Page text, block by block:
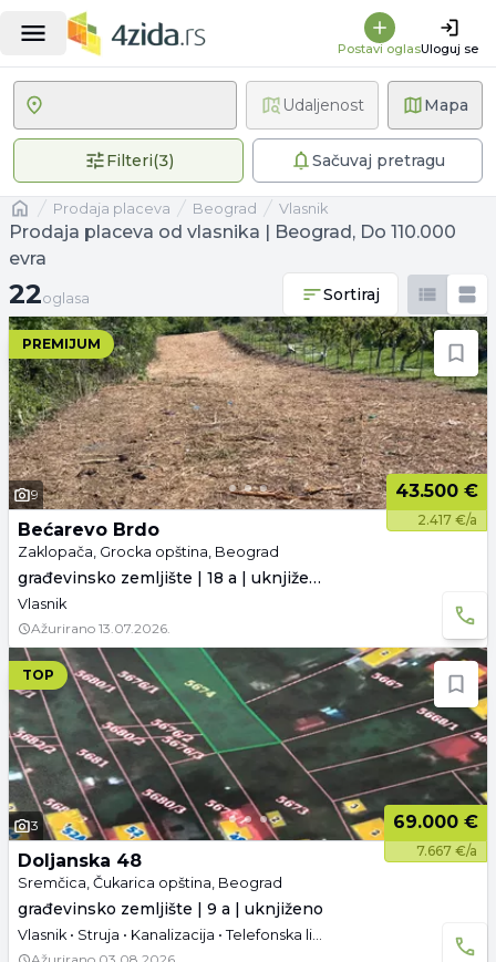
Postavi oglasUloguj se
Mapa
Filteri(3)3 primenjena filteraSačuvaj pretragu
Udaljenost
Naslovnaprodaja placeva Beograd vlasnik
Prodaja placeva od vlasnika | Beograd, Do 110.000
evra
22 oglasa
22oglasa Sortiraj
PREMIJUM
9 43.500 €
2.417 €/a
Bećarevo Brdo
Zaklopača, Grocka opština, Beograd
građevinsko zemljište | 18 a | uknjiženo
Vlasnik
Ažurirano 13.07.2026.
TOP
3 69.000 €
7.667 €/a
Doljanska 48
Sremčica, Čukarica opština, Beograd
građevinsko zemljište | 9 a | uknjiženo
Vlasnik • Struja • Kanalizacija • Telefonska linija